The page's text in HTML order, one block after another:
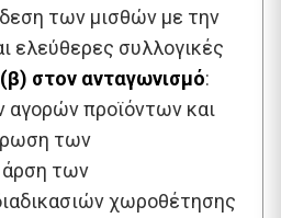
των μισθών με την
ελεύθερες συλλογικές
(β) στον ανταγωνισμό:
προϊόντων και
των
άρση των
χωροθέτησης